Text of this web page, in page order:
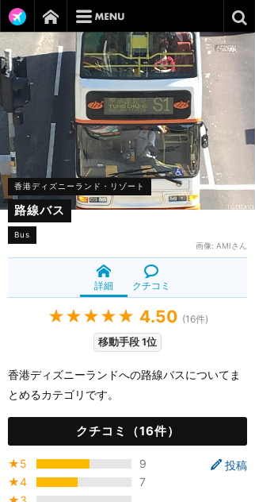
香港ディズニーランド・リゾート
路線バス
Bus
画像: AMIさん
詳細 クチコミ
★★★★★ 4.50 (16件)
移動手段 1位
香港ディズニーランドへの路線バスについてま
とめるカテゴリです。
クチコミ（16件）
投稿
★5
9
★4
7